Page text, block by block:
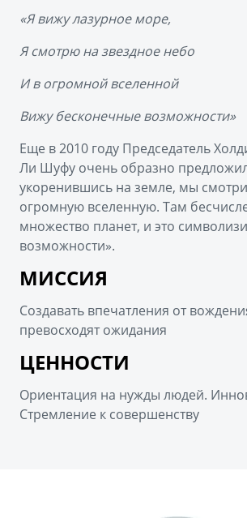
«Я вижу лазурное море,
Я смотрю на звездное небо
И в огромной вселенной
Вижу бесконечные возможности»
Еще в 2010 году Председатель
Ли Шуфу очень образно
укоренившись на земле, мы
огромную вселенную. Там
множество планет, и это
возможности».
МИССИЯ
Создавать впечатления от
превосходят ожидания
ЦЕННОСТИ
Ориентация на нужды людей.
Стремление к совершенству